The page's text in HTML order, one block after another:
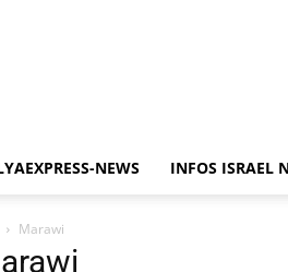
NEWS INFOS ISRAEL
Marawi